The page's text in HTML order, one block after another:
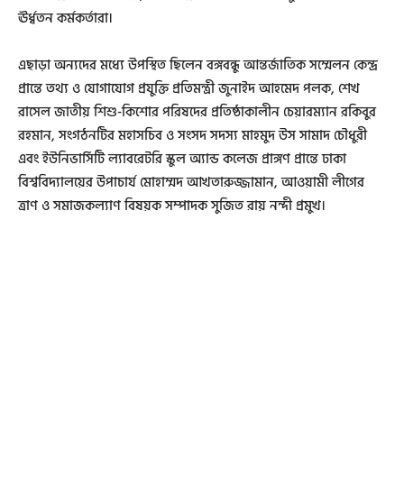
ঊর্ধ্বতন কর্মকর্তারা।
এছাড়া অন্যদের মধ্যে উপস্থিত ছিলেন বঙ্গবন্ধু আন্তর্জাতিক সম্মেলন কেন্দ্র
প্রান্তে তথ্য ও যোগাযোগ প্রযুক্তি প্রতিমন্ত্রী জুনাইদ আহমেদ পলক, শেখ
রাসেল জাতীয় শিশু-কিশোর পরিষদের প্রতিষ্ঠাকালীন চেয়ারম্যান রকিবুর
রহমান, সংগঠনটির মহাসচিব ও সংসদ সদস্য মাহমুদ উস সামাদ চৌধুরী
এবং ইউনিভার্সিটি ল্যাবরেটরি স্কুল অ্যান্ড কলেজ প্রাঙ্গণ প্রান্তে ঢাকা
বিশ্ববিদ্যালয়ের উপাচার্য মোহাম্মদ আখতারুজ্জামান, আওয়ামী লীগের
ত্রাণ ও সমাজকল্যাণ বিষয়ক সম্পাদক সুজিত রায় নন্দী প্রমুখ।